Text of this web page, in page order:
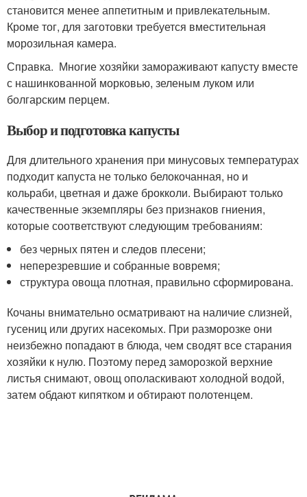
становится менее аппетитным и привлекательным.
Кроме тог, для заготовки требуется вместительная
морозильная камера.
Справка. Многие хозяйки замораживают капусту вместе
с нашинкованной морковью, зеленым луком или
болгарским перцем.
Выбор и подготовка капусты
Для длительного хранения при минусовых температурах
подходит капуста не только белокочанная, но и
кольраби, цветная и даже брокколи. Выбирают только
качественные экземпляры без признаков гниения,
которые соответствуют следующим требованиям:
без черных пятен и следов плесени;
неперезревшие и собранные вовремя;
структура овоща плотная, правильно сформирована.
Кочаны внимательно осматривают на наличие слизней,
гусениц или других насекомых. При разморозке они
неизбежно попадают в блюда, чем сводят все старания
хозяйки к нулю. Поэтому перед заморозкой верхние
листья снимают, овощ ополаскивают холодной водой,
затем обдают кипятком и обтирают полотенцем.